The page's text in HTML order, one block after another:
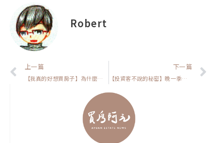
Robert
上一頁
上一篇
【我真的好想買房子】為什麼挑中古屋更不踩雷？看懂買房格局的關鍵！
下一篇
【投資客不說的秘密】晚一季買房要多付多少錢?